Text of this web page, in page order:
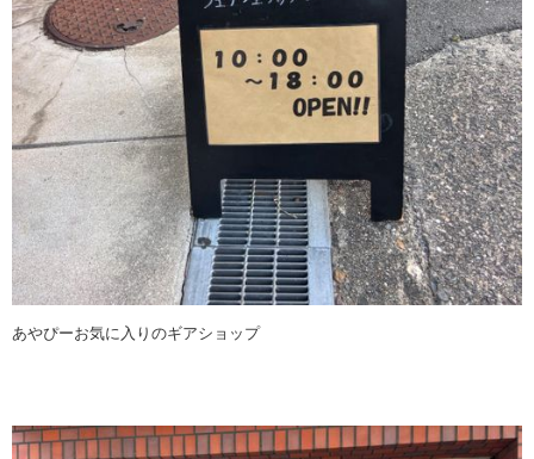
あやぴーお気に入りのギアショップ